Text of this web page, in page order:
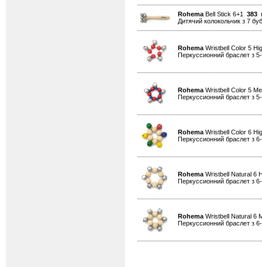
Rohema Bell Stick 6+1 383
Дитячий колокольчик з 7
Rohema Wristbell Color 5
Перкуссионний браслет з
Rohema Wristbell Color 5
Перкуссионний браслет з
Rohema Wristbell Color 6
Перкуссионний браслет з
Rohema Wristbell Natural 6
Перкуссионний браслет з
Rohema Wristbell Natural 6
Перкуссионний браслет з